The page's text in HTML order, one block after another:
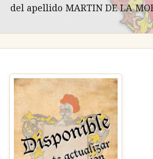
del apellido MARTIN DE LA